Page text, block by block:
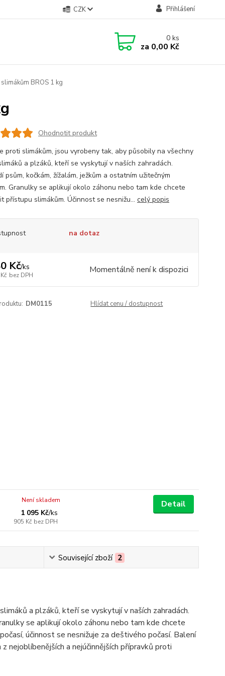
CZK Přihlášení
0ks
za 0,00 Kč
BROS 1 kg
Ohodnotit produkt
proti slimákům, jsou vyrobeny tak, aby působily na všechny
a plzáků, kteří se vyskytují v naších zahradách.
psům, kočkám, žížalám, ježkům a ostatním užitečným
Granulky se aplikují okolo záhonu nebo tam kde chcete
přístupu slimákům. Účinnost se nesnižu... celý popis
na dotaz
Kč/ks
bez DPH Momentálně není k dispozici
DM0115 Hlídat cenu / dostupnost
1 095 Kč/ks
905 Kč bez DPH
Není skladem Detail
Související zboží 2
a plzáků, kteří se vyskytují v naších zahradách.
se aplikují okolo záhonu nebo tam kde chcete
účinnost se nesnižuje za deštivého počasí. Balení
nejoblíbenějších a nejúčinnějších přípravků proti